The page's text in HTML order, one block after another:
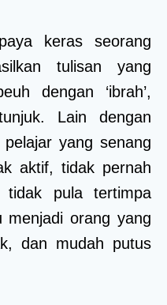
keras seorang
tulisan yang
dengan ‘ibrah’,
Lain dengan
yang senang
aktif, tidak pernah
tidak pula tertimpa
menjadi orang yang
dan mudah putus